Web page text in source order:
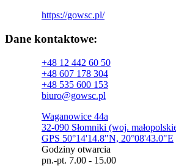
https://gowsc.pl/
Dane kontaktowe:
+48 12 442 60 50
+48 607 178 304
+48 535 600 153
biuro@gowsc.pl
Waganowice 44a
32-090 Słomniki (woj.
GPS 50°14'14.8"N, 20°08'43.0"E
Godziny otwarcia
pn.-pt. 7.00 - 15.00